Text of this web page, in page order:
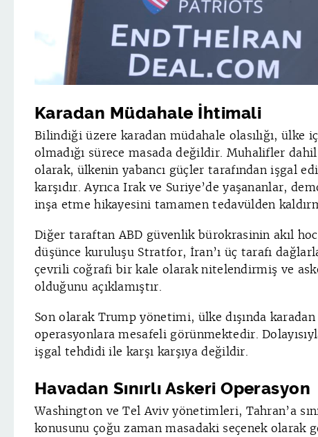
Karadan Müdahale İhtimali
Bilindiği üzere karadan müdahale olasılığı, ülke
olmadığı sürece masada değildir. Muhalifler
olarak, ülkenin yabancı güçler tarafından işgal
karşıdır. Ayrıca Irak ve Suriye’de yaşananlar,
inşa etme hikayesini tamamen tedavülden
Diğer taraftan ABD güvenlik bürokrasinin akıl
düşünce kuruluşu Stratfor, İran’ı üç tarafı
çevrili coğrafi bir kale olarak nitelendirmiş ve
olduğunu açıklamıştır.
Son olarak Trump yönetimi, ülke dışında
operasyonlara mesafeli görünmektedir.
işgal tehdidi ile karşı karşıya değildir.
Havadan Sınırlı Askeri Operasyon
Washington ve Tel Aviv yönetimleri, Tahran’a
konusunu çoğu zaman masadaki seçenek olarak